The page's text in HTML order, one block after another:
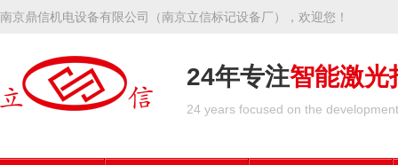
南京鼎信机电设备有限公司（南京立信标记设备厂），欢迎您！
24年专注智能激光
24 years focused on the